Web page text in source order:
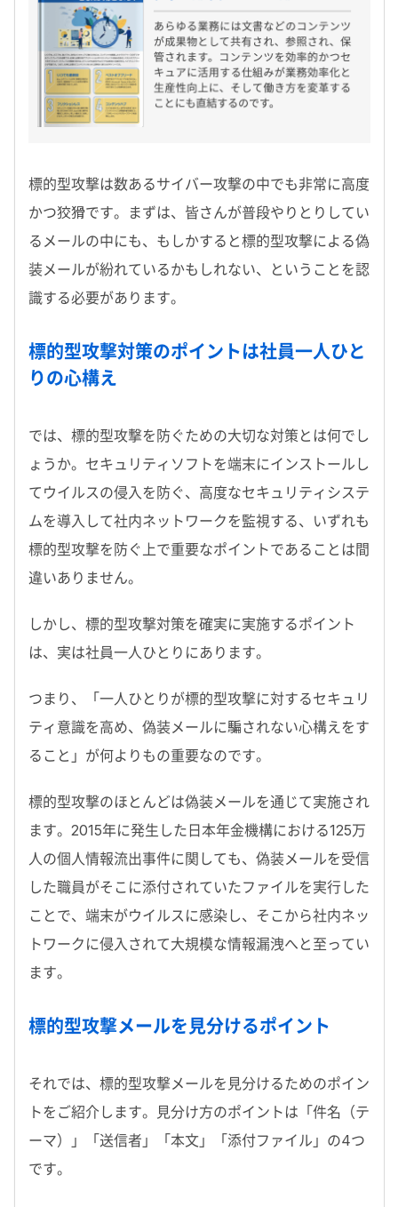
標的型攻撃は数あるサイバー攻撃の中でも非常に高度
かつ狡猾です。まずは、皆さんが普段やりとりしてい
るメールの中にも、もしかすると標的型攻撃による偽
装メールが紛れているかもしれない、ということを認
識する必要があります。
標的型攻撃対策のポイントは社員一人ひと
りの心構え
では、標的型攻撃を防ぐための大切な対策とは何でし
ょうか。セキュリティソフトを端末にインストールし
てウイルスの侵入を防ぐ、高度なセキュリティシステ
ムを導入して社内ネットワークを監視する、いずれも
標的型攻撃を防ぐ上で重要なポイントであることは間
違いありません。
しかし、標的型攻撃対策を確実に実施するポイント
は、実は社員一人ひとりにあります。
つまり、「一人ひとりが標的型攻撃に対するセキュリ
ティ意識を高め、偽装メールに騙されない心構えをす
ること」が何よりもの重要なのです。
標的型攻撃のほとんどは偽装メールを通じて実施され
ます。2015年に発生した日本年金機構における125万
人の個人情報流出事件に関しても、偽装メールを受信
した職員がそこに添付されていたファイルを実行した
ことで、端末がウイルスに感染し、そこから社内ネッ
トワークに侵入されて大規模な情報漏洩へと至ってい
ます。
標的型攻撃メールを見分けるポイント
それでは、標的型攻撃メールを見分けるためのポイン
トをご紹介します。見分け方のポイントは「件名（テ
ーマ）」「送信者」「本文」「添付ファイル」の4つ
です。